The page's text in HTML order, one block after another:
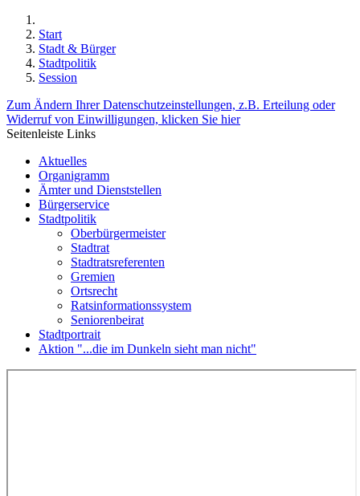
Start
Stadt & Bürger
Stadtpolitik
Session
Zum Ändern Ihrer Datenschutzeinstellungen, z.B. Erteilung oder
Widerruf von Einwilligungen, klicken Sie hier
Seitenleiste Links
Aktuelles
Organigramm
Ämter und Dienststellen
Bürgerservice
Stadtpolitik
Oberbürgermeister
Stadtrat
Stadtratsreferenten
Gremien
Ortsrecht
Ratsinformationssystem
Seniorenbeirat
Stadtportrait
Aktion "...die im Dunkeln sieht man nicht"